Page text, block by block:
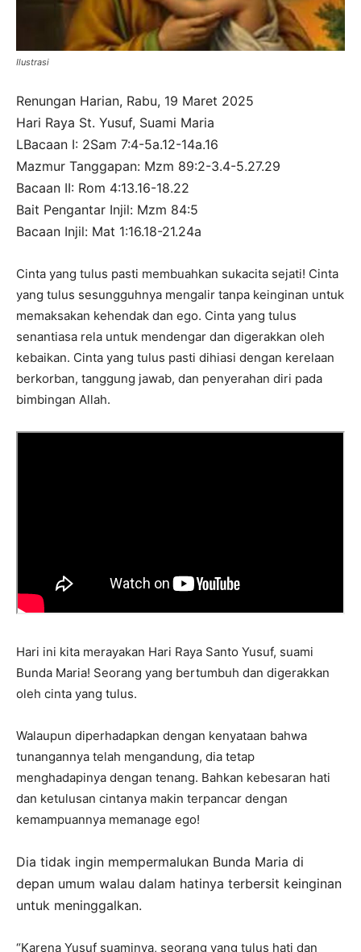
Ilustrasi
Renungan Harian, Rabu, 19 Maret 2025
Hari Raya St. Yusuf, Suami Maria
LBacaan I: 2Sam 7:4-5a.12-14a.16
Mazmur Tanggapan: Mzm 89:2-3.4-5.27.29
Bacaan II: Rom 4:13.16-18.22
Bait Pengantar Injil: Mzm 84:5
Bacaan Injil: Mat 1:16.18-21.24a
Cinta yang tulus pasti membuahkan sukacita sejati! Cinta
yang tulus sesungguhnya mengalir tanpa keinginan untuk
memaksakan kehendak dan ego. Cinta yang tulus
senantiasa rela untuk mendengar dan digerakkan oleh
kebaikan. Cinta yang tulus pasti dihiasi dengan kerelaan
berkorban, tanggung jawab, dan penyerahan diri pada
bimbingan Allah.
Hari ini kita merayakan Hari Raya Santo Yusuf, suami
Bunda Maria! Seorang yang bertumbuh dan digerakkan
oleh cinta yang tulus.
Walaupun diperhadapkan dengan kenyataan bahwa
tunangannya telah mengandung, dia tetap
menghadapinya dengan tenang. Bahkan kebesaran hati
dan ketulusan cintanya makin terpancar dengan
kemampuannya memanage ego!
Dia tidak ingin mempermalukan Bunda Maria di
depan umum walau dalam hatinya terbersit keinginan
untuk meninggalkan.
“Karena Yusuf suaminya, seorang yang tulus hati dan